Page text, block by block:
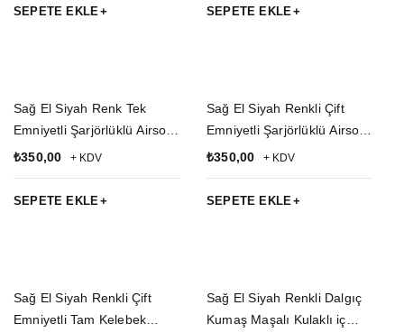
Hakiki Deri Silah Kılıfı
SEPETE EKLE Silah Kılıfı
SEPETE EKLE
Sağ El Siyah Renk Tek
Emniyetli Şarjörlüklü Airsoft
Palaskaya Kemere
Kılıfı
₺350,00 + KDV
SEPETE EKLE
Sağ El Siyah Renkli Çift
Emniyetli Şarjörlüklü Airsoft
Kemere Geçirmeli impertex
₺350,00 + KDV
SEPETE EKLE
Sağ El Siyah Renkli Çift
Emniyetli Tam Kelebek
Sağ El Siyah Renkli Dalgıç
Kumaş Maşalı Kulaklı iç